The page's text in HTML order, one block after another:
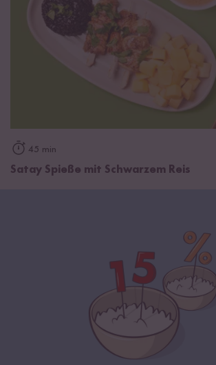
45 min
Satay Spieße mit Schwarzem Reis